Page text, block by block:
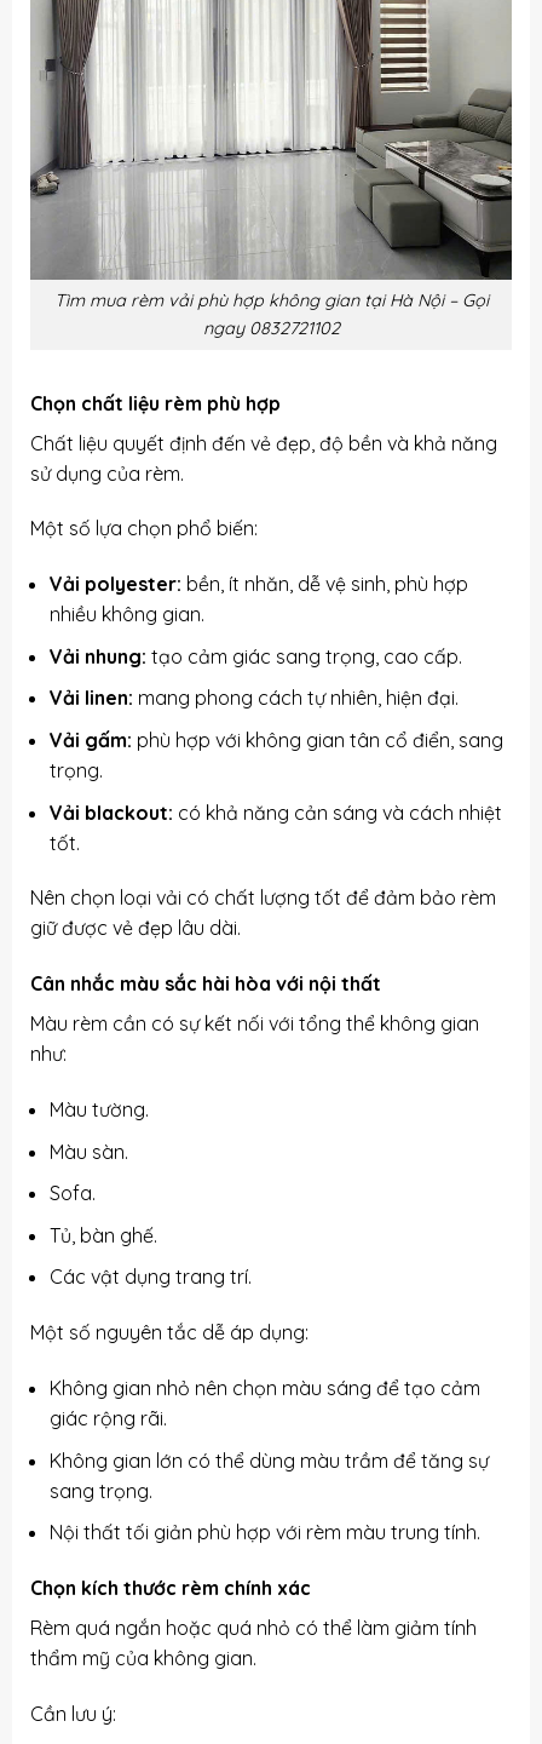
Tìm mua rèm vải phù hợp không gian tại Hà Nội – Gọi
ngay 0832721102
Chọn chất liệu rèm phù hợp
Chất liệu quyết định đến vẻ đẹp, độ bền và khả năng
sử dụng của rèm.
Một số lựa chọn phổ biến:
Vải polyester: bền, ít nhăn, dễ vệ sinh, phù hợp
nhiều không gian.
Vải nhung: tạo cảm giác sang trọng, cao cấp.
Vải linen: mang phong cách tự nhiên, hiện đại.
Vải gấm: phù hợp với không gian tân cổ điển, sang
trọng.
Vải blackout: có khả năng cản sáng và cách nhiệt
tốt.
Nên chọn loại vải có chất lượng tốt để đảm bảo rèm
giữ được vẻ đẹp lâu dài.
Cân nhắc màu sắc hài hòa với nội thất
Màu rèm cần có sự kết nối với tổng thể không gian
như:
Màu tường.
Màu sàn.
Sofa.
Tủ, bàn ghế.
Các vật dụng trang trí.
Một số nguyên tắc dễ áp dụng:
Không gian nhỏ nên chọn màu sáng để tạo cảm
giác rộng rãi.
Không gian lớn có thể dùng màu trầm để tăng sự
sang trọng.
Nội thất tối giản phù hợp với rèm màu trung tính.
Chọn kích thước rèm chính xác
Rèm quá ngắn hoặc quá nhỏ có thể làm giảm tính
thẩm mỹ của không gian.
Cần lưu ý: